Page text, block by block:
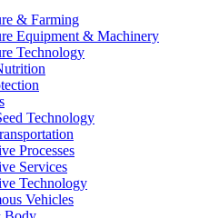
& Farming
Equipment & Machinery
Technology
Technology
Processes
Services
Technology
Vehicles